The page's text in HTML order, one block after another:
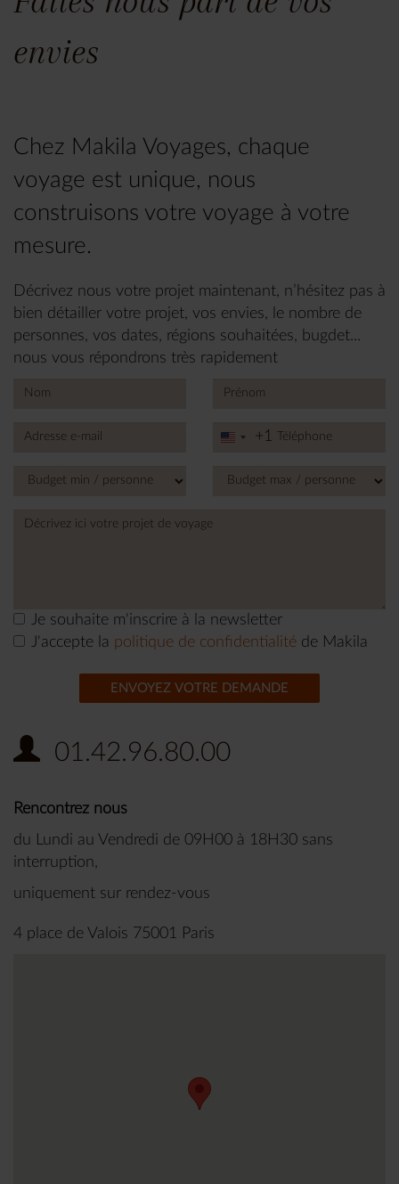
envies
Chez Makila Voyages, chaque
voyage est unique, nous
construisons votre voyage à votre
mesure.
Décrivez nous votre projet maintenant, n’hésitez pas à
bien détailler votre projet, vos envies, le nombre de
personnes, vos dates, régions souhaitées, bugdet...
nous vous répondrons très rapidement
United
+1
+1
Je souhaite m'inscrire à la newsletter
J'accepte la politique de confidentialité de Makila
ENVOYEZ VOTRE DEMANDE
01.42.96.80.00
Rencontrez nous
du Lundi au Vendredi de 09H00 à 18H30 sans
interruption,
uniquement sur rendez-vous
4 place de Valois 75001 Paris